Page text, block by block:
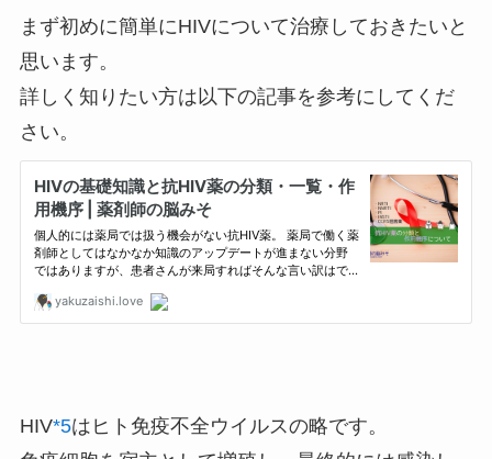
まず初めに簡単にHIVについて治療しておきたいと
思います。
詳しく知りたい方は以下の記事を参考にしてくだ
さい。
HIV*5はヒト免疫不全ウイルスの略です。